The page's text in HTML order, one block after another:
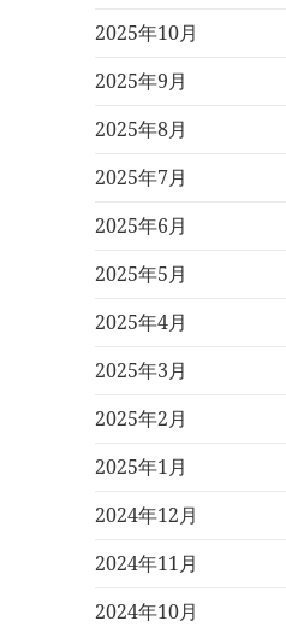
2025年10月
2025年9月
2025年8月
2025年7月
2025年6月
2025年5月
2025年4月
2025年3月
2025年2月
2025年1月
2024年12月
2024年11月
2024年10月